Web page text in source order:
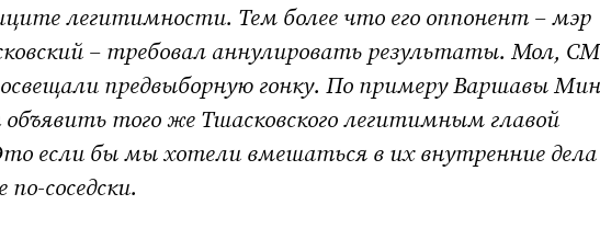
легитимности. Тем более что его оппонент – мэр
– требовал аннулировать результаты. Мол,
предвыборную гонку. По примеру Варшавы
того же Тшасковского легитимным главой
если бы мы хотели вмешаться в их внутренние
соседски.